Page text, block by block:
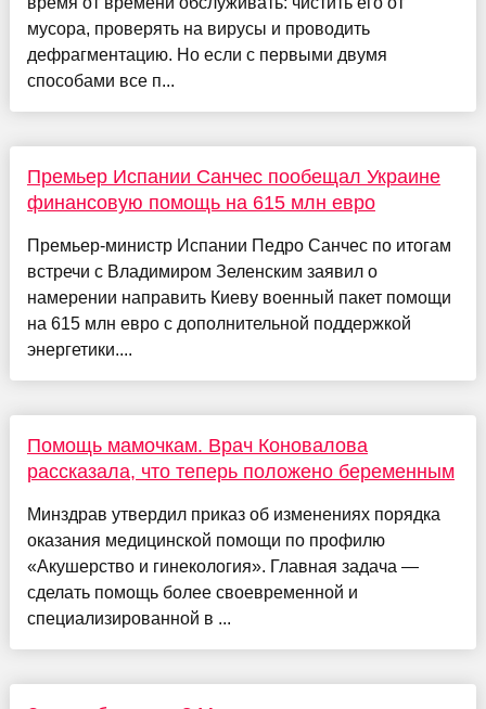
мусора, проверять на вирусы и проводить
дефрагментацию. Но если с первыми двумя
способами все п...
Премьер Испании Санчес пообещал Украине
финансовую помощь на 615 млн евро
Премьер-министр Испании Педро Санчес по итогам
встречи с Владимиром Зеленским заявил о
намерении направить Киеву военный пакет помощи
на 615 млн евро с дополнительной поддержкой
энергетики....
Помощь мамочкам. Врач Коновалова
рассказала, что теперь положено беременным
Минздрав утвердил приказ об изменениях порядка
оказания медицинской помощи по профилю
«Акушерство и гинекология». Главная задача —
сделать помощь более своевременной и
специализированной в ...